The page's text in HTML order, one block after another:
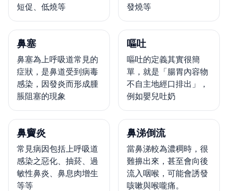
短促、低燒等
發燒等
鼻塞
鼻塞為上呼吸道常見的
症狀，是鼻道受到病毒
感染，因發炎而形成腫
脹阻塞的現象
嘔吐
嘔吐的定義其實很簡
單，就是「腸胃內容物
不自主地經口排出」，
例如嬰兒吐奶
鼻竇炎
常見病因包括上呼吸道
感染之惡化、抽菸、過
敏性鼻炎、鼻息肉增生
等等
鼻涕倒流
當鼻涕較為濃稠時，很
難擤出來，甚至會向後
流入咽喉，可能會誘發
咳嗽與喉嚨痛。